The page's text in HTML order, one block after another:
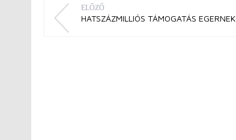
ELŐZŐ
HATSZÁZMILLIÓS TÁMOGATÁS EGERNEK